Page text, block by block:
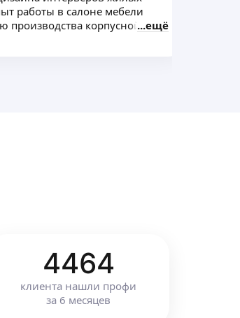
работы в салоне мебели
производства корпусной ещё
4464
клиента нашли профи
за 6 месяцев